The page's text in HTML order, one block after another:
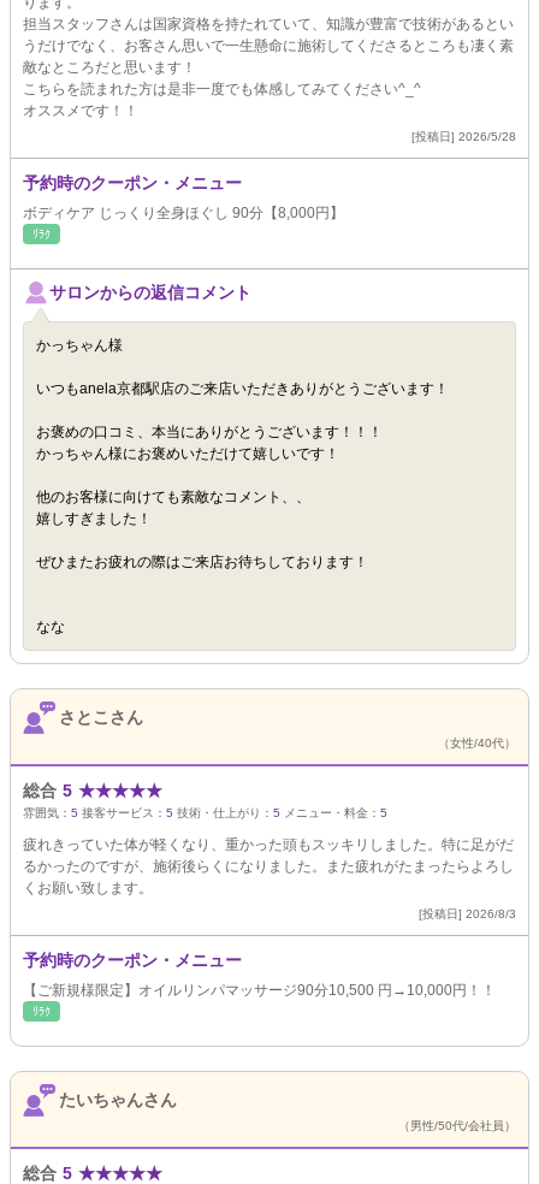
担当スタッフさんは国家資格を持たれていて、知識が豊富で技術があるとい
うだけでなく、お客さん思いで一生懸命に施術してくださるところも凄く素
敵なところだと思います！
こちらを読まれた方は是非一度でも体感してみてください^_^
オススメです！！
[投稿日] 2026/5/28
予約時のクーポン・メニュー
ボディケア じっくり全身ほぐし 90分【8,000円】
ﾘﾗｸ
サロンからの返信コメント
かっちゃん様
いつもanela京都駅店のご来店いただきありがとうございます！
お褒めの口コミ、本当にありがとうございます！！！
かっちゃん様にお褒めいただけて嬉しいです！
他のお客様に向けても素敵なコメント、、
嬉しすぎました！
ぜひまたお疲れの際はご来店お待ちしております！
なな
さとこさん
（女性/40代）
総合 5 ★★★★★
雰囲気： 5 接客サービス： 5 技術・仕上がり： 5 メニュー・料金： 5
疲れきっていた体が軽くなり、重かった頭もスッキリしました。特に足がだ
るかったのですが、施術後らくになりました。また疲れがたまったらよろし
くお願い致します。
[投稿日] 2026/8/3
予約時のクーポン・メニュー
【ご新規様限定】オイルリンパマッサージ90分10,500 円→10,000円！！
ﾘﾗｸ
たいちゃんさん
（男性/50代/会社員）
総合 5 ★★★★★